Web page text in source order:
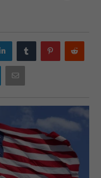
LinkedIn Tumblr Pinterest
Telegram